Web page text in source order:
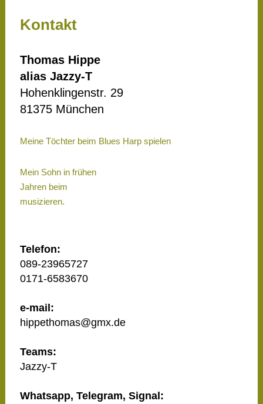
Kontakt
Thomas Hippe
alias Jazzy-T
Hohenklingenstr. 29
81375 München
Meine Töchter beim Blues Harp spielen
Mein Sohn in frühen
Jahren beim
musizieren.
Telefon:
089-23965727
0171-6583670
e-mail:
hippethomas@gmx.de
Teams:
Jazzy-T
Whatsapp, Telegram, Signal: